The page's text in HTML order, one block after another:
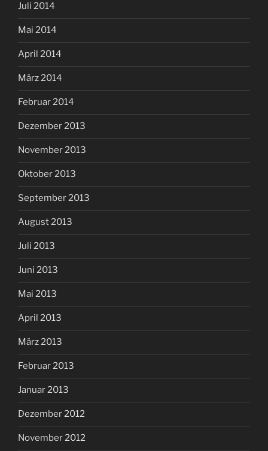
Juli 2014
Mai 2014
April 2014
März 2014
Februar 2014
Dezember 2013
November 2013
Oktober 2013
September 2013
August 2013
Juli 2013
Juni 2013
Mai 2013
April 2013
März 2013
Februar 2013
Januar 2013
Dezember 2012
November 2012